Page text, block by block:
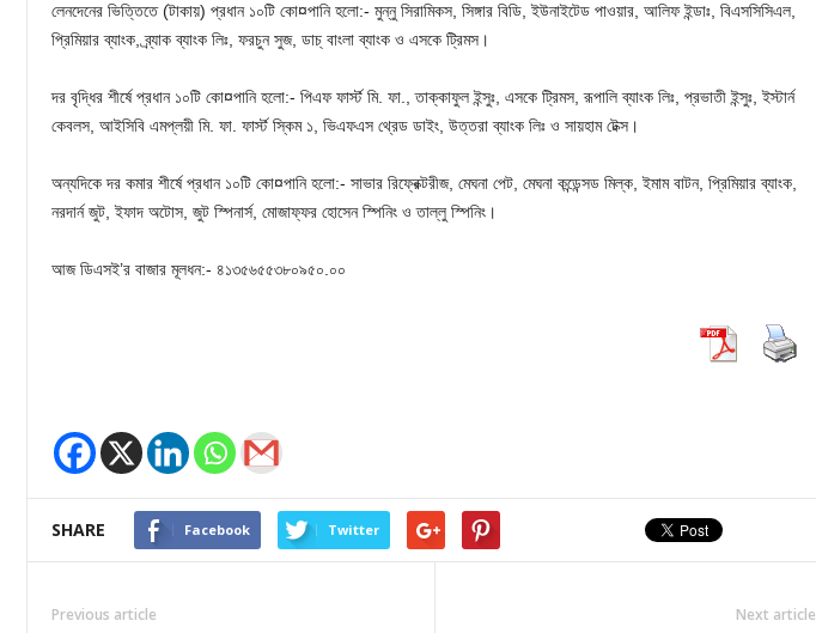
লেনদেনের ভিত্তিতে (টাকায়) প্রধান ১০টি কো¤পানি হলো:- মুন্নু সিরামিকস, সিঙ্গার বিডি, ইউনাইটেড পাওয়ার, আলিফ ইন্ডাঃ, বিএসসিসিএল,
প্রিমিয়ার ব্যাংক, ব্র্যাক ব্যাংক লিঃ, ফরচুন সুজ, ডাচ্ বাংলা ব্যাংক ও এসকে ট্রিমস।
দর বৃদ্ধির শীর্ষে প্রধান ১০টি কো¤পানি হলো:- পিএফ ফার্স্ট মি. ফা., তাক্কাফুল ইন্সুঃ, এসকে ট্রিমস, রূপালি ব্যাংক লিঃ, প্রভাতী ইন্সুঃ, ইস্টার্ন
কেবলস, আইসিবি এমপ্লয়ী মি. ফা. ফার্স্ট স্কিম ১, ভিএফএস থ্রেড ডাইং, উত্তরা ব্যাংক লিঃ ও সায়হাম টেক্স।
অন্যদিকে দর কমার শীর্ষে প্রধান ১০টি কো¤পানি হলো:- সাভার রিফ্রেক্টরীজ, মেঘনা পেট, মেঘনা কন্ডেন্সড মিল্ক, ইমাম বাটন, প্রিমিয়ার ব্যাংক,
নরদার্ন জুট, ইফাদ অটোস, জুট স্পিনার্স, মোজাফ্ফর হোসেন স্পিনিং ও তাল্লু স্পিনিং।
আজ ডিএসই’র বাজার মূলধন:- ৪১৩৫৬৫৫৩৮০৯৫০.০০
SHARE Facebook Twitter
Previous article Next article